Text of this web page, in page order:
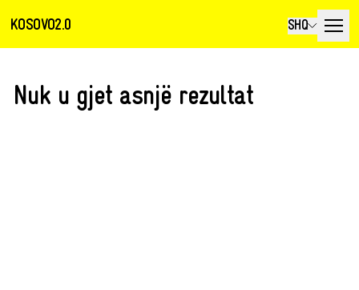
KOSOVO2.0 SHQ
Nuk u gjet asnjë rezultat